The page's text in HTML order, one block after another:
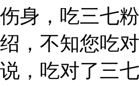
伤身，吃三七
绍，不知您吃
说，吃对了三